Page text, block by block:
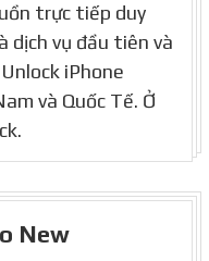
trực tiếp duy
dịch vụ đầu tiên và
iPhone
và Quốc Tế. Ở
New